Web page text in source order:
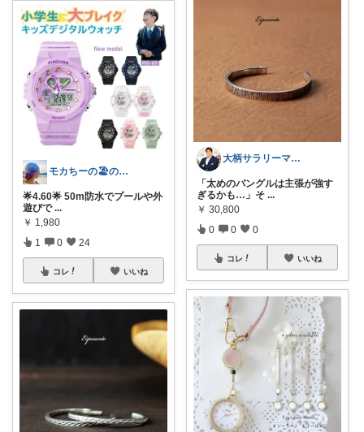
モカちーの🏖️のんびりライフ🐈✨
🌟4.60🌟 50m防水でプールや外
遊びで ...
￥ 1,980
1 0 24
コレ いいね
大柄サラリーマンの装い部屋
「太めのバングルは主張が強す
ぎるかも…」そ ...
￥ 30,800
0 0 0
コレ いいね